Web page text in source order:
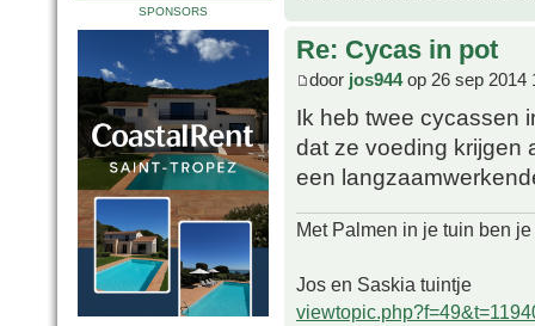
SPONSORS
Re: Cycas in pot
door jos944op 26 sep 2014
Ik heb twee cycassen
dat ze voeding krijgen
een
Met Palmen in je tuin ben
Jos en Saskia tuintje